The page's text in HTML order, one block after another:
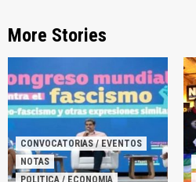
More Stories
CONVOCATORIAS / EVENTOS
NOTAS
POLITICA / ECONOMIA